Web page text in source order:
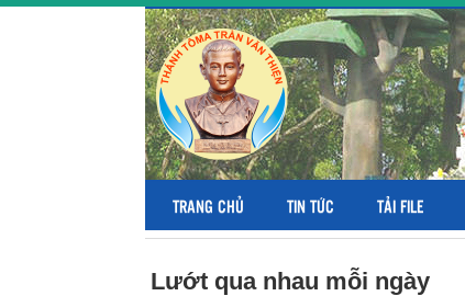
TRANG CHỦ TIN TỨC TẢI FILE
Lướt qua nhau mỗi ngày